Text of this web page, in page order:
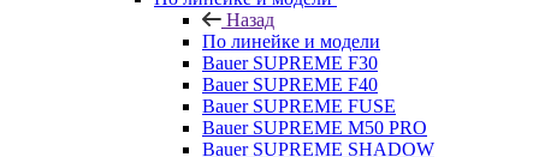
Назад
По линейке и модели
Bauer SUPREME F30
Bauer SUPREME F40
Bauer SUPREME FUSE
Bauer SUPREME M50 PRO
Bauer SUPREME SHADOW